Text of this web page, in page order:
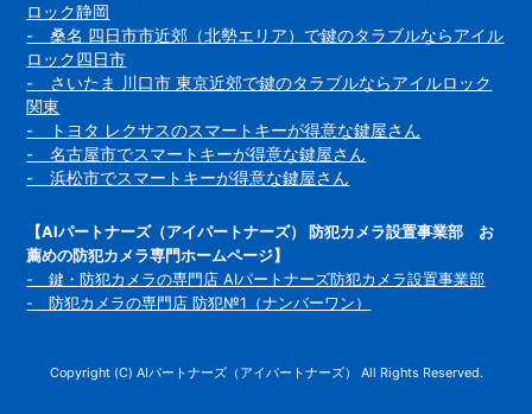
ロック静岡
- 桑名 四日市市近郊（北勢エリア）で鍵のタラブルならアイル
ロック四日市
- さいたま 川口市 東京近郊で鍵のタラブルならアイルロック
関東
- トヨタ レクサスのスマートキーが得意な鍵屋さん
- 名古屋市でスマートキーが得意な鍵屋さん
- 浜松市でスマートキーが得意な鍵屋さん
【AIパートナーズ（アイパートナーズ） 防犯カメラ設置事業部 お
薦めの防犯カメラ専門ホームページ】
- 鍵・防犯カメラの専門店 AIパートナーズ防犯カメラ設置事業部
- 防犯カメラの専門店 防犯№1（ナンバーワン）
Copyright (C) AIパートナーズ（アイパートナーズ） All Rights Reserved.